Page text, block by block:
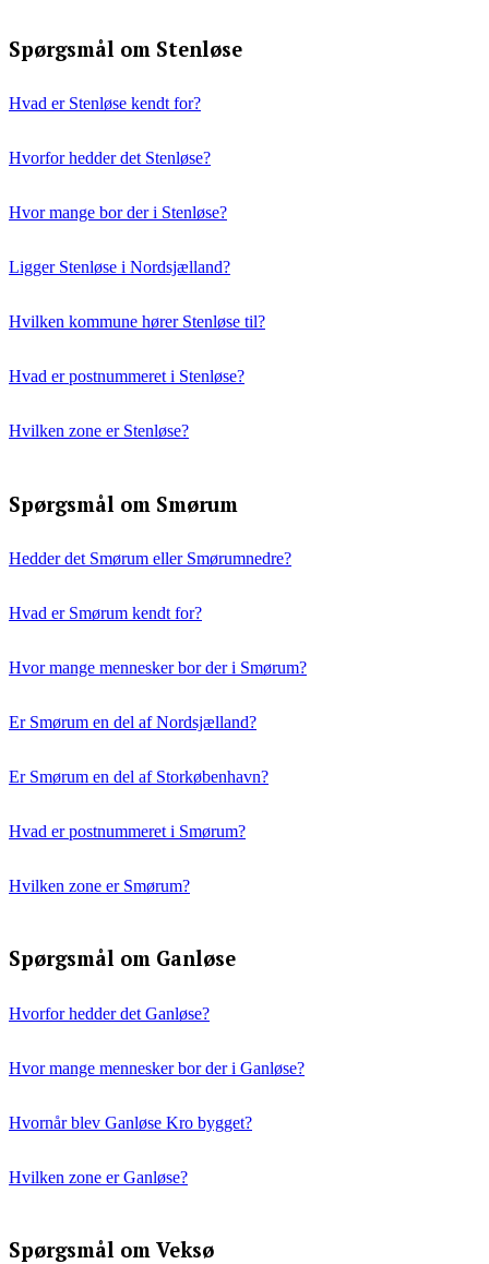
Spørgsmål om Stenløse
Hvad er Stenløse kendt for?
Hvorfor hedder det Stenløse?
Hvor mange bor der i Stenløse?
Ligger Stenløse i Nordsjælland?
Hvilken kommune hører Stenløse til?
Hvad er postnummeret i Stenløse?
Hvilken zone er Stenløse?
Spørgsmål om Smørum
Hedder det Smørum eller Smørumnedre?
Hvad er Smørum kendt for?
Hvor mange mennesker bor der i Smørum?
Er Smørum en del af Nordsjælland?
Er Smørum en del af Storkøbenhavn?
Hvad er postnummeret i Smørum?
Hvilken zone er Smørum?
Spørgsmål om Ganløse
Hvorfor hedder det Ganløse?
Hvor mange mennesker bor der i Ganløse?
Hvornår blev Ganløse Kro bygget?
Hvilken zone er Ganløse?
Spørgsmål om Veksø